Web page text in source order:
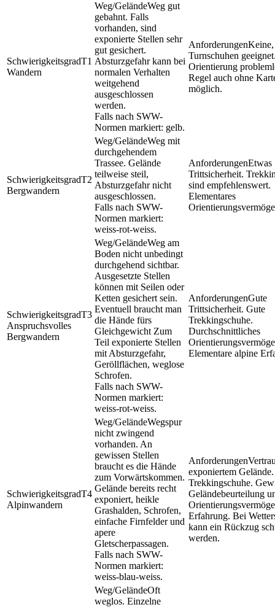
T1
Wandern
Weg gut
gebahnt. Falls
vorhanden, sind
exponierte Stellen sehr
gut gesichert.
Absturzgefahr kann bei
normalen Verhalten
weitgehend
ausgeschlossen
werden.
Falls nach SWW-
Normen markiert: gelb.
Turnschuhen
Orientierung
Regel auch ohne
möglich.
T2
Bergwandern
Weg mit
durchgehendem
Trassee. Gelände
teilweise steil,
Absturzgefahr nicht
ausgeschlossen.
Falls nach SWW-
Normen markiert:
weiss-rot-weiss.
Etwas
Trittsicherheit.
sind empfehlenswert.
Elementares
T3
Anspruchsvolles
Bergwandern
Weg am
Boden nicht unbedingt
durchgehend sichtbar.
Ausgesetzte Stellen
können mit Seilen oder
Ketten gesichert sein.
Eventuell braucht man
die Hände fürs
Gleichgewicht Zum
Teil exponierte Stellen
mit Absturzgefahr,
Geröllflächen, weglose
Schrofen.
Falls nach SWW-
Normen markiert:
weiss-rot-weiss.
Gute
Trittsicherheit. Gute
Trekkingschuhe.
Durchschnittliches
Elementare alpine
T4
Alpinwandern
Wegspur
nicht zwingend
vorhanden. An
gewissen Stellen
braucht es die Hände
zum Vorwärtskommen.
Gelände bereits recht
exponiert, heikle
Grashalden, Schrofen,
einfache Firnfelder und
apere
Gletscherpassagen.
Falls nach SWW-
Normen markiert:
weiss-blau-weiss.
exponiertem
Trekkingschuhe.
Geländebeurteilung
Erfahrung. Bei
kann ein Rückzug
werden.
Oft
weglos. Einzelne